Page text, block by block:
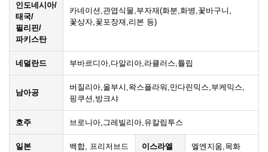
인도네시아/
태국/
필리핀/
파키스탄
카네이션,관엽식물,부자재(화분,화병,꽃바구니,
꽃상자,꽃포장재,리본 등)
네덜란드 부바르디아,다알리아,라큘러스,튤립
남아공
버질리아,울부시,왁스플라워,만다린믹스,부케믹스,
핑쿠션,방크샤
호주 브로니아,그레빌리아,유칼립투스
일본 백합, 프리저브드 이스라엘 엘엔지움,목화